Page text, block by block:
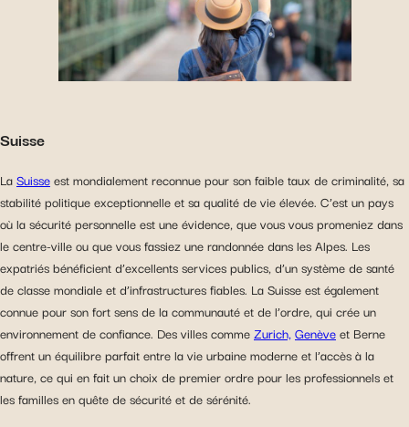
Suisse
LaSuisseest mondialement reconnue pour son faible taux de criminalité, sa
stabilité politique exceptionnelle et sa qualité de vie élevée. C’est un pays
où la sécurité personnelle est une évidence, que vous vous promeniez dans
le centre-ville ou que vous fassiez une randonnée dans les Alpes. Les
expatriés bénéficient d’excellents services publics, d’un système de santé
de classe mondiale et d’infrastructures fiables. La Suisse est également
connue pour son fort sens de la communauté et de l’ordre, qui crée un
environnement de confiance. Des villes commeZurich,Genèveet Berne
offrent un équilibre parfait entre la vie urbaine moderne et l’accès à la
nature, ce qui en fait un choix de premier ordre pour les professionnels et
les familles en quête de sécurité et de sérénité.